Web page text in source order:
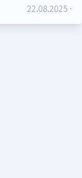
22.08.2025 ·